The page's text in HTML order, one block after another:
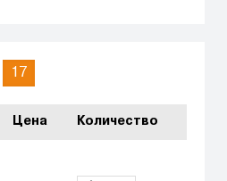
17
Цена Количество